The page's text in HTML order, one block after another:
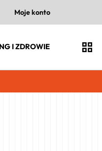
Moje konto
I ZDROWIE